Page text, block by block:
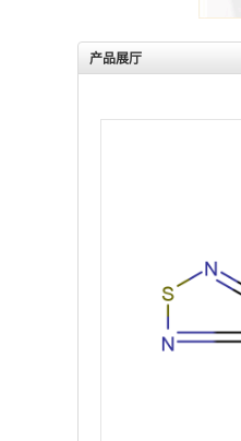
产品展厅